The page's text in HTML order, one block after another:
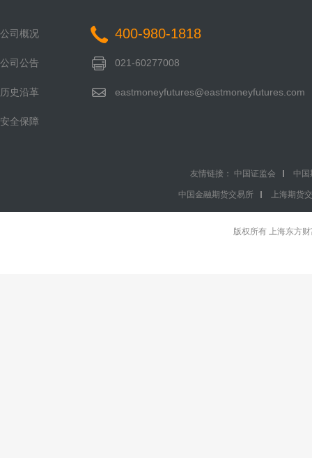
公司概况
公司公告
历史沿革
安全保障
400-980-1818
021-60277008
eastmoneyfutures@eastmoneyfutures.com
友情链接： 中国证监会 中国
中国金融期货交易所 上海期货
版权所有 上海东方